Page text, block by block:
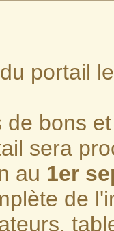
portail
de bons
sera
au 1er
de